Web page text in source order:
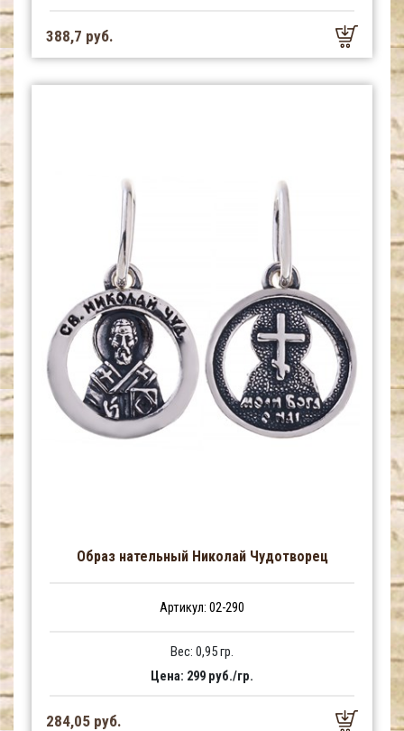
388,7 руб.
Образ нательный Николай Чудотворец
Артикул: 02-290
Вес: 0,95 гр.
Цена: 299 руб./гр.
284,05 руб.